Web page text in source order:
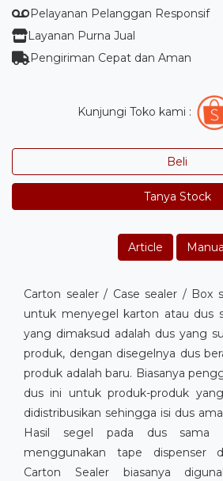
Pelayanan Pelanggan Responsif
Layanan Purna Jual
Pengiriman Cepat dan Aman
Kunjungi Toko kami :
Beli
Tanya Stock
Article Manual
Carton sealer / Case sealer / Box
untuk menyegel karton atau dus
yang dimaksud adalah dus yang
produk, dengan disegelnya dus
produk adalah baru. Biasanya
dus ini untuk produk-produk
didistribusikan sehingga isi dus
Hasil segel pada dus sama
menggunakan tape dispenser
Carton Sealer biasanya